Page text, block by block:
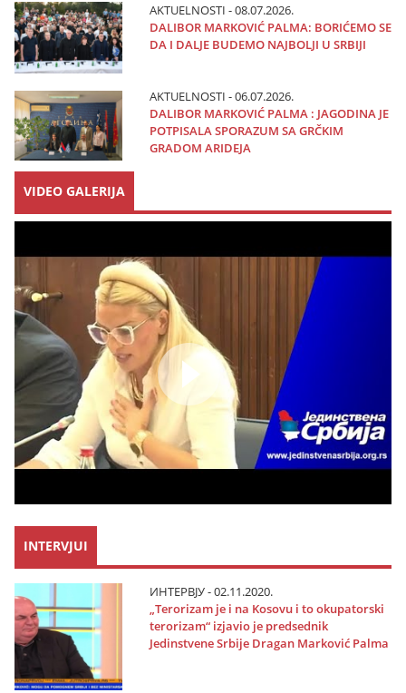
AKTUELNOSTI - 08.07.2026.
DALIBOR MARKOVIĆ PALMA: BORIĆEMO SE
DA I DALJE BUDEMO NAJBOLJI U SRBIJI
AKTUELNOSTI - 06.07.2026.
DALIBOR MARKOVIĆ PALMA : JAGODINA JE
POTPISALA SPORAZUM SA GRČKIM
GRADOM ARIDEJA
VIDEO GALERIJA
INTERVJUI
ИНТЕРВЈУ - 02.11.2020.
„Terorizam јe i na Kosovu i to okupatorski
terorizam“ izјavio јe predsednik
Јedinstvene Srbiјe Dragan Marković Palma